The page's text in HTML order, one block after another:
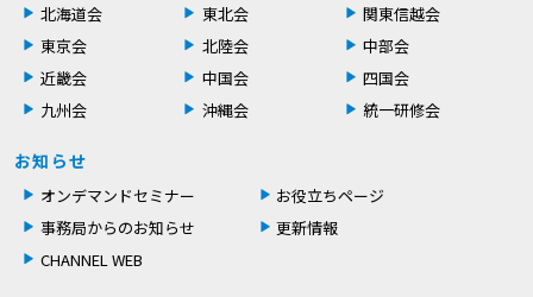
北海道会 東北会
関東信越会
東京会
北陸会
中部会
近畿会
中国会
四国会
九州会
沖縄会 統一研修会
お知らせ
オンデマンドセミナー
お役立ちページ
事務局からのお知らせ
更新情報
CHANNEL WEB